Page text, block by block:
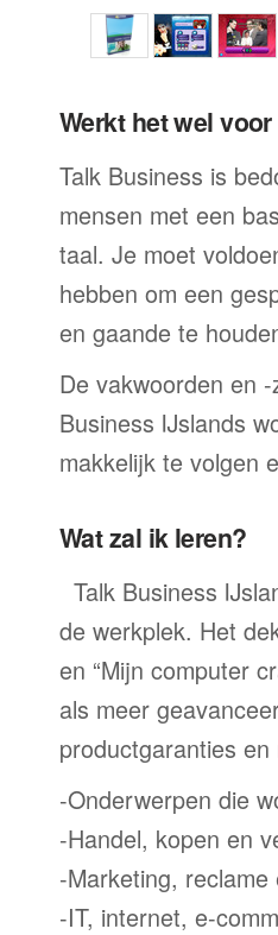
Werkt het wel
Talk Business is
mensen met een
taal. Je moet
hebben om een
en gaande te
De vakwoorden en
Business IJslands
makkelijk te volgen
Wat zal ik leren?
Talk Business
de werkplek. Het
en “Mijn computer
als meer
productgaranties
-Onderwerpen die
-Handel, kopen en
-Marketing, reclame
-IT, internet, e-